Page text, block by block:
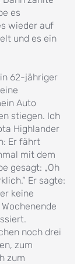
es
wieder auf
und es ein
62-jähriger
Auto
stiegen. Ich
Highlander
Er fährt
mit dem
gesagt: „Oh
Er sagte:
keine
noch drei
zum
zum